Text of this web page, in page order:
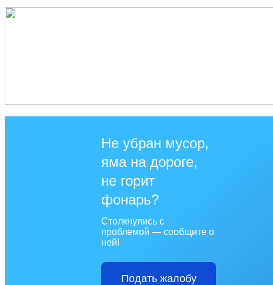
Не убран мусор,
яма на дороге,
не горит
фонарь?
Столкнулись с
проблемой — сообщите о
ней!
Подать жалобу